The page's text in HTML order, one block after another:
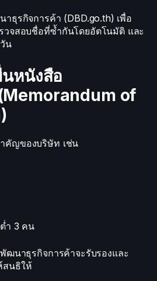
าธุรกิจการค้า (DBD.go.th) เพื่อ
วจสอบชื่อที่ซ้ำกันโดยอัตโนมัติ และ
น
หนังสือ
of
คัญของบริษัท เช่น
ำ 3 คน
ฒนาธุรกิจการค้าจะรับรองและ
สนธิให้